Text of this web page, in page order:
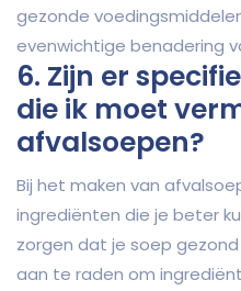
gezonde
evenwichtige benadering
6. Zijn er
die ik moet
afvalsoepen?
Bij het maken van
ingrediënten die je beter
zorgen dat je soep
aan te raden om